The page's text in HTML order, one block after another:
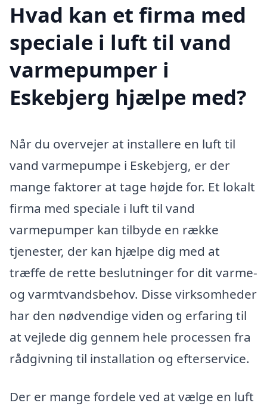
Hvad kan et firma med
speciale i luft til vand
varmepumper i
Eskebjerg hjælpe med?
Når du overvejer at installere en luft til
vand varmepumpe i Eskebjerg, er der
mange faktorer at tage højde for. Et lokalt
firma med speciale i luft til vand
varmepumper kan tilbyde en række
tjenester, der kan hjælpe dig med at
træffe de rette beslutninger for dit varme-
og varmtvandsbehov. Disse virksomheder
har den nødvendige viden og erfaring til
at vejlede dig gennem hele processen fra
rådgivning til installation og efterservice.
Der er mange fordele ved at vælge en luft